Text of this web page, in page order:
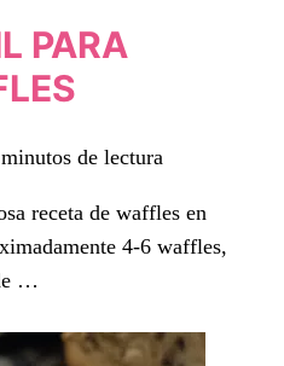
PARA
de lectura
receta de waffles en
4-6 waffles,
…